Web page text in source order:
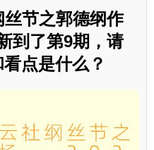
节之郭德纲作
到了第9期，请
点是什么？